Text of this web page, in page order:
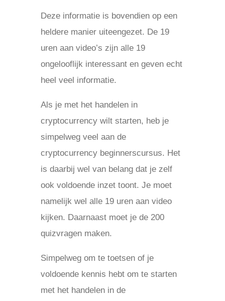
Deze informatie is bovendien op een
heldere manier uiteengezet. De 19
uren aan video’s zijn alle 19
ongelooflijk interessant en geven echt
heel veel informatie.
Als je met het handelen in
cryptocurrency wilt starten, heb je
simpelweg veel aan de
cryptocurrency beginnerscursus. Het
is daarbij wel van belang dat je zelf
ook voldoende inzet toont. Je moet
namelijk wel alle 19 uren aan video
kijken. Daarnaast moet je de 200
quizvragen maken.
Simpelweg om te toetsen of je
voldoende kennis hebt om te starten
met het handelen in de